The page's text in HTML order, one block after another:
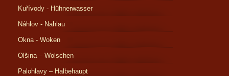
Kuřívody - Hühnerwasser
Náhlov - Nahlau
Okna - Woken
Olšina – Wolschen
Palohlavy – Halbehaupt